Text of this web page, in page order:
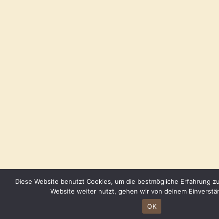
Diese Website benutzt Cookies, um die bestmögliche Erfahrung
Website weiter nutzt, gehen wir von deinem
OK